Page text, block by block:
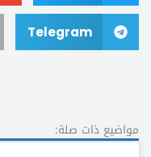
Telegram
مواضيع ذات صلة: